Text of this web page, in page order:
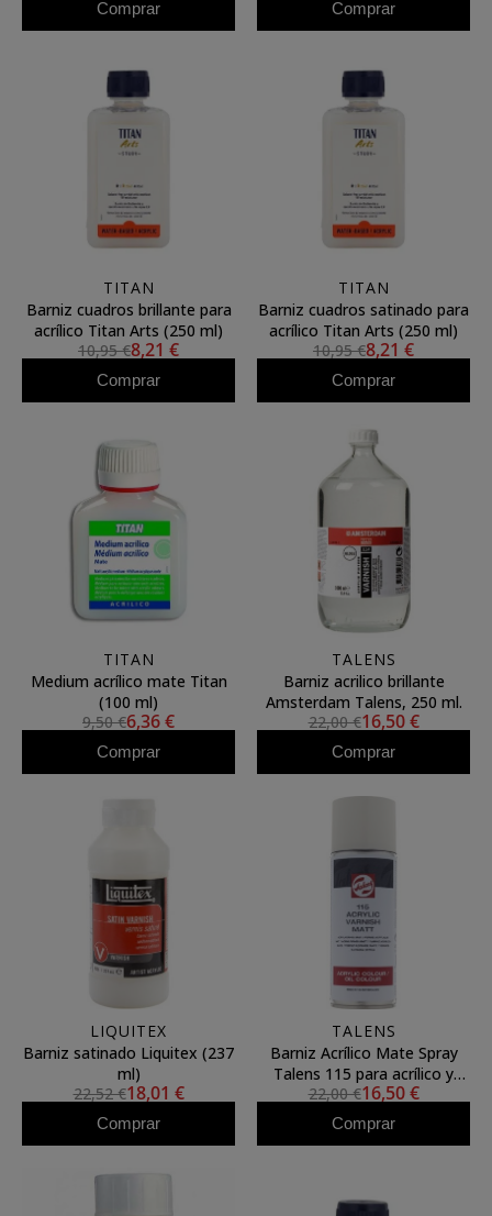
Comprar Comprar
TITAN
Barniz cuadros brillante para
acrílico Titan Arts (250 ml)
10,95 €8,21 €
Comprar
TITAN
Barniz cuadros satinado para
acrílico Titan Arts (250 ml)
10,95 €8,21 €
Comprar
TITAN
Medium acrílico mate Titan
(100 ml)
9,50 €6,36 €
Comprar
TALENS
Barniz acrilico brillante
Amsterdam Talens, 250 ml.
22,00 €16,50 €
Comprar
LIQUITEX
Barniz satinado Liquitex (237
ml)
22,52 €18,01 €
Comprar
TALENS
Barniz Acrílico Mate Spray
Talens 115 para acrílico y
óleo (400 ml)
22,00 €16,50 €
Comprar